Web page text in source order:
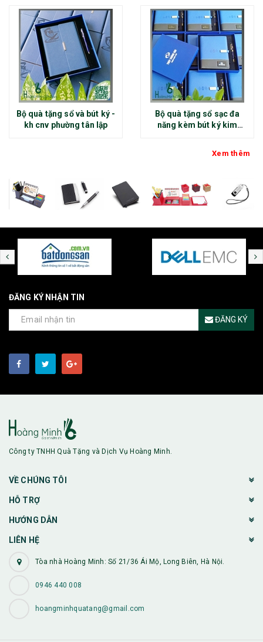
Bộ quà tặng sổ và bút ký -
kh cnv phường tân lập
Bộ quà tặng sổ sạc đa
năng kèm bút ký kim
Xem thêm
ĐĂNG KÝ NHẬN TIN
ĐĂNG KÝ
Công ty TNHH Quà Tặng và Dịch Vụ Hoàng Minh.
VỀ CHÚNG TÔI
HỖ TRỢ
HƯỚNG DẪN
LIÊN HỆ
Tòa nhà Hoàng Minh: Số 21/36 Ái Mộ, Long Biên, Hà Nội.
0946 440 008
hoangminhquatang@gmail.com